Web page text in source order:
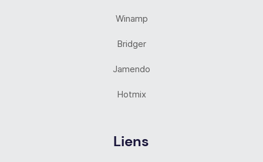
Winamp
Bridger
Jamendo
Hotmix
Liens